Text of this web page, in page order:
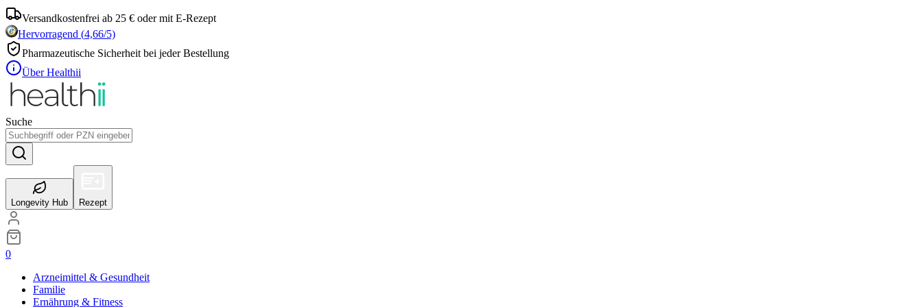
Versandkostenfrei ab 25 € oder mit E-Rezept
Hervorragend (4,66/5)
Pharmazeutische Sicherheit bei jeder Bestellung
Über Healthii
Suche
Longevity Hub Rezept
0
Arzneimittel & Gesundheit
Familie
Ernährung & Fitness